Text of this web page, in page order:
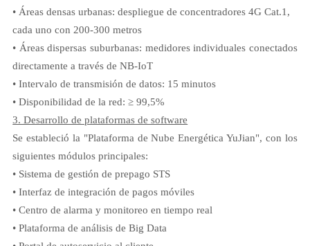
• Áreas densas urbanas: despliegue de concentradores 4G Cat.1,
cada uno con 200-300 metros
• Áreas dispersas suburbanas: medidores individuales conectados
directamente a través de NB-IoT
• Intervalo de transmisión de datos: 15 minutos
• Disponibilidad de la red: ≥ 99,5%
3. Desarrollo de plataformas de software
Se estableció la "Plataforma de Nube Energética YuJian", con los
siguientes módulos principales:
• Sistema de gestión de prepago STS
• Interfaz de integración de pagos móviles
• Centro de alarma y monitoreo en tiempo real
• Plataforma de análisis de Big Data